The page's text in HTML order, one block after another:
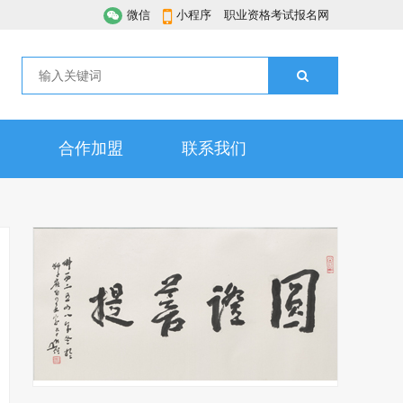
微信 小程序 职业资格考试报名网
合作加盟 联系我们